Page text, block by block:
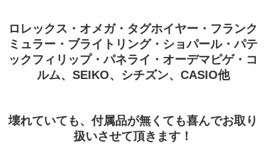
ロレックス・オメガ・タグホイヤー・フランク
ミュラー・ブライトリング・ショパール・パテ
ックフィリップ・パネライ・オーデマピゲ・コ
ルム、SEIKO、シチズン、CASIO他
壊れていても、付属品が無くても喜んでお取り
扱いさせて頂きます！